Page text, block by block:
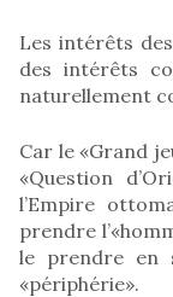
Les intérêts
des intérêts
naturellement
Car le «Grand
«Question
l’Empire
prendre
le prendre en
«périphérie».